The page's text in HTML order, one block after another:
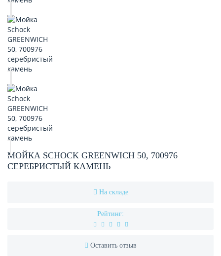
МОЙКА SCHOCK GREENWICH 50, 700976
СЕРЕБРИСТЫЙ КАМЕНЬ
На складе
Рейтинг:
Оставить отзыв